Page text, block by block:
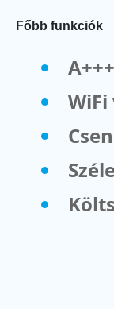
Főbb funkciók
WiFi